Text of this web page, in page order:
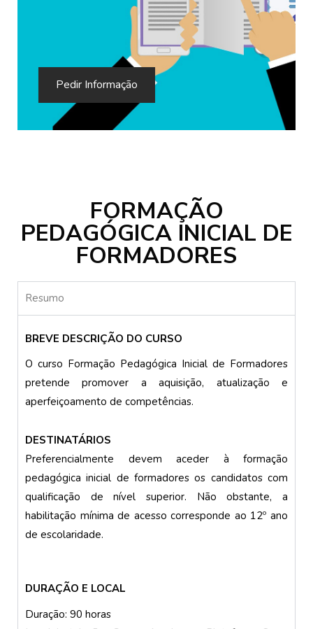
Pedir Informação
FORMAÇÃO
PEDAGÓGICA INICIAL DE
FORMADORES
Resumo
BREVE DESCRIÇÃO DO CURSO
O curso Formação Pedagógica Inicial de Formadores
pretende promover a aquisição, atualização e
aperfeiçoamento de competências.
DESTINATÁRIOS
Preferencialmente devem aceder à formação
pedagógica inicial de formadores os candidatos com
qualificação de nível superior. Não obstante, a
habilitação mínima de acesso corresponde ao 12º ano
de escolaridade.
DURAÇÃO E LOCAL
Duração: 90 horas